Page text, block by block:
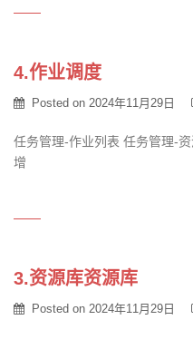
4.作业调度
Posted on 2024年11月29日
任务管理-作业列表 任务管理-
增
3.资源库资源库
Posted on 2024年11月29日